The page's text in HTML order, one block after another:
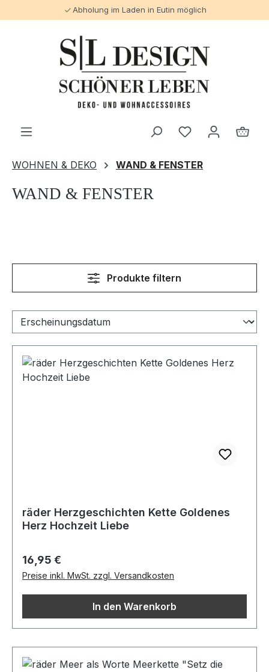
Abholung im Laden in Eutin möglich
WOHNEN & DEKO WAND & FENSTER
WAND & FENSTER
Produkte filtern
räder Herzgeschichten Kette Goldenes
Herz Hochzeit Liebe
Regulärer Preis:
16,95 €
Preise inkl. MwSt. zzgl. Versandkosten
In den Warenkorb